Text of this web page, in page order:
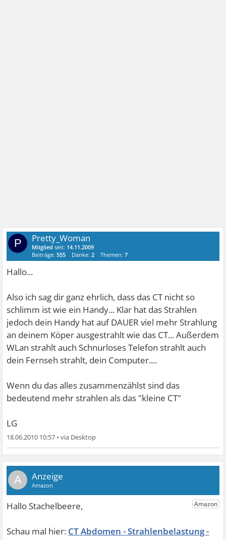
P Pretty_Woman
Mitglied seit: 14.11.2009
Beiträge:555 Danke:2 Themen:7
Hallo...
Also ich sag dir ganz ehrlich, dass das CT nicht so
schlimm ist wie ein Handy... Klar hat das Strahlen
jedoch dein Handy hat auf DAUER viel mehr Strahlung
an deinem Köper ausgestrahlt wie das CT... Außerdem
WLan strahlt auch Schnurloses Telefon strahlt auch
dein Fernseh strahlt, dein Computer....
Wenn du das alles zusammenzählst sind das
bedeutend mehr strahlen als das "kleine CT"
LG
18.06.2010 10:57 •
A
CT Abdomen - Strahlenbelastung -